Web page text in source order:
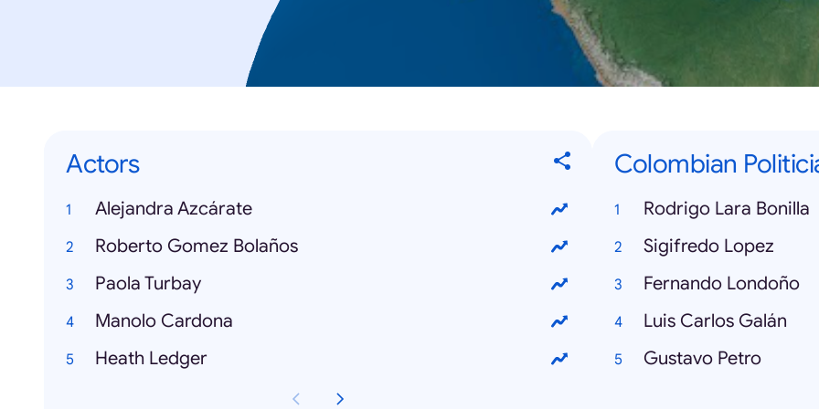
Actors
Alejandra Azcárate
Roberto Gomez Bolaños
Paola Turbay
Manolo Cardona
Heath Ledger
Colombian
Rodrigo Lara Bonilla
Sigifredo Lopez
Fernando Londoño
Luis Carlos Galán
Gustavo Petro